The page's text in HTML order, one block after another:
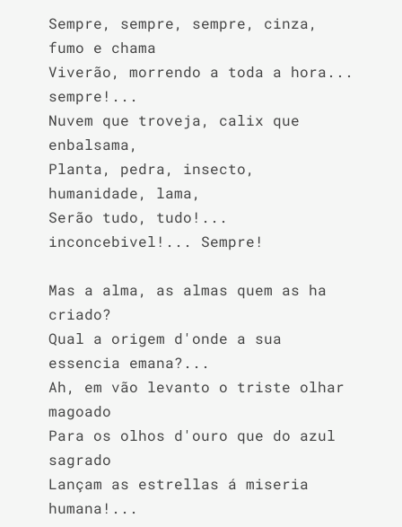
Sempre, sempre, sempre, cinza,
fumo e chama
Viverão, morrendo a toda a hora...
sempre!...
Nuvem que troveja, calix que
enbalsama,
Planta, pedra, insecto,
humanidade, lama,
Serão tudo, tudo!...
inconcebivel!... Sempre!
Mas a alma, as almas quem as ha
criado?
Qual a origem d'onde a sua
essencia emana?...
Ah, em vão levanto o triste olhar
magoado
Para os olhos d'ouro que do azul
sagrado
Lançam as estrellas á miseria
humana!...